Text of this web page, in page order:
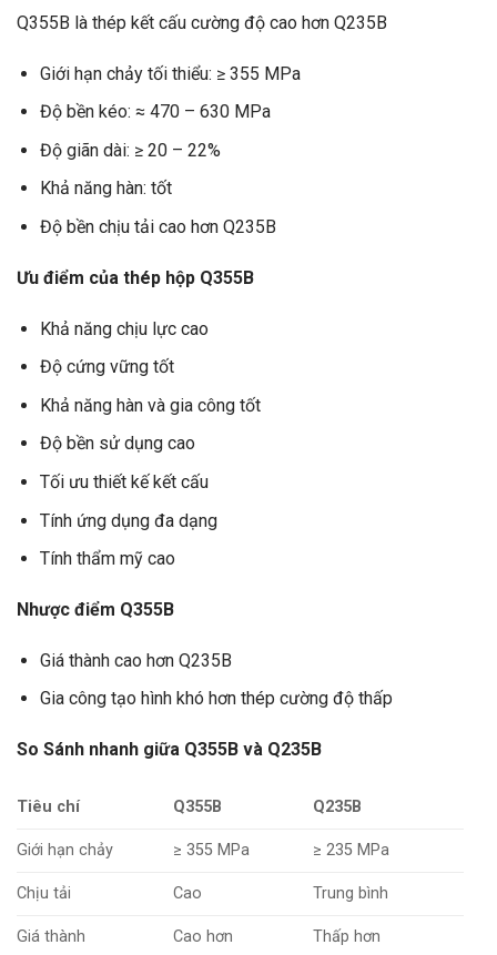
Q355B là thép kết cấu cường độ cao hơn Q235B
Giới hạn chảy tối thiểu: ≥ 355 MPa
Độ bền kéo: ≈ 470 – 630 MPa
Độ giãn dài: ≥ 20 – 22%
Khả năng hàn: tốt
Độ bền chịu tải cao hơn Q235B
Ưu điểm của thép hộp Q355B
Khả năng chịu lực cao
Độ cứng vững tốt
Khả năng hàn và gia công tốt
Độ bền sử dụng cao
Tối ưu thiết kế kết cấu
Tính ứng dụng đa dạng
Tính thẩm mỹ cao
Nhược điểm Q355B
Giá thành cao hơn Q235B
Gia công tạo hình khó hơn thép cường độ thấp
So Sánh nhanh giữa Q355B và Q235B
Tiêu chí Q355B Q235B
Giới hạn chảy ≥ 355 MPa ≥ 235 MPa
Chịu tải Cao Trung bình
Giá thành Cao hơn Thấp hơn